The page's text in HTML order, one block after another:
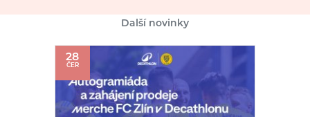
Další novinky
28
ČER